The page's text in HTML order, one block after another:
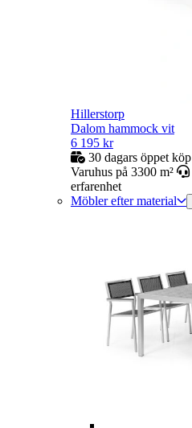
Hillerstorp
Dalom hammock vit
6 195 kr
30 dagars öppet köp
Varuhus på 3300 m²
erfarenhet
Möbler efter material